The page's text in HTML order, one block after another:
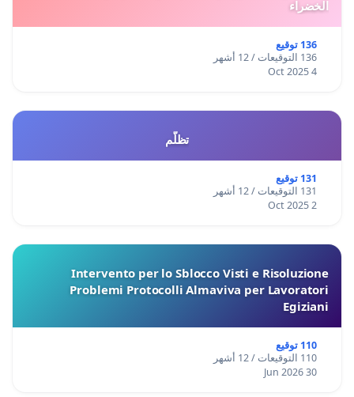
الخضراء
136 توقيع
136 التوقيعات / 12 أشهر
4 Oct 2025
تظلّم
131 توقيع
131 التوقيعات / 12 أشهر
2 Oct 2025
Intervento per lo Sblocco Visti e Risoluzione
Problemi Protocolli Almaviva per Lavoratori
Egiziani
110 توقيع
110 التوقيعات / 12 أشهر
30 Jun 2026